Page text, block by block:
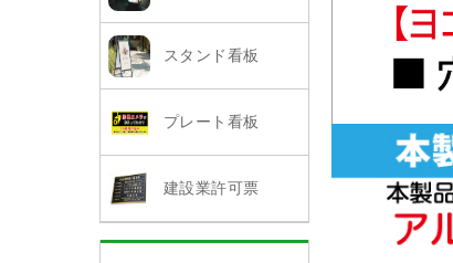
スタンド看板
プレート看板
建設業許可票